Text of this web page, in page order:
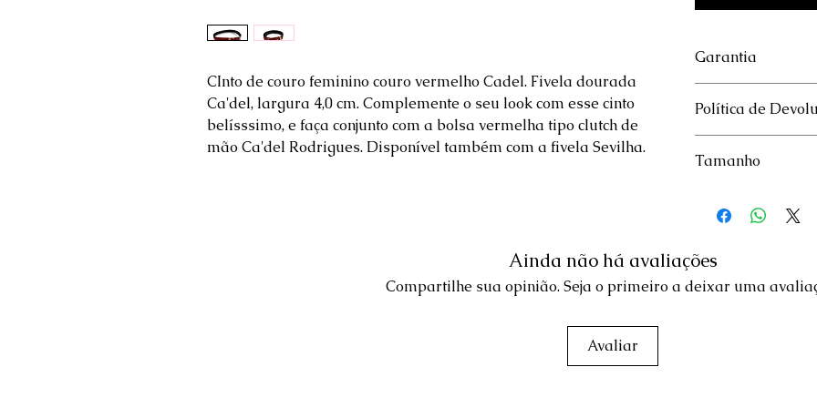
CInto de couro feminino couro vermelho Cadel. Fivela dourada
Ca'del, largura 4,0 cm. Complemente o seu look com esse cinto
belísssimo, e faça conjunto com a bolsa vermelha tipo clutch de
mão Ca'del Rodrigues. Disponível também com a fivela Sevilha.
Garantia
do produto
Política de
dias úteis. Para
Tamanho
cinto,clique aqui
Ainda não há avaliações
Compartilhe sua opinião. Seja o primeiro a deixar uma
Avaliar